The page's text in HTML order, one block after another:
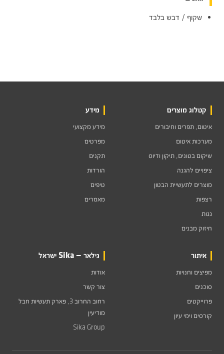
שקוף / דבש בלבד
קטלוג מוצרים
איטום, תפרים וחיבורים
מערכות איטום
שיקום בטונים, תיקון ודיוס
ציפויים להגנה
מוצרים לתעשיית הבטון
רצפות
גגות
חיזוק מבנים
מידע
מידע מקצועי
מפרטים
תקנים
הורדות
טיפים
מאמרים
איתור
מפיצים וחנויות
סוכנים
פרוייקטים
קורסים וימי עיון
גילאר — Sika ישראל
אודות
צור קשר
רחוב החרוב 3, פארק תעשיות חבל
מודיעין
Sika Group